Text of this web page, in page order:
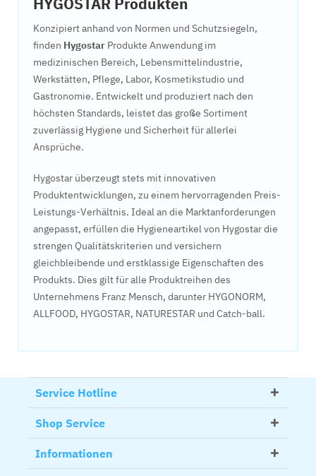
Konzipiert anhand von Normen und Schutzsiegeln,
finden Hygostar Produkte Anwendung im
medizinischen Bereich, Lebensmittelindustrie,
Werkstätten, Pflege, Labor, Kosmetikstudio und
Gastronomie. Entwickelt und produziert nach den
höchsten Standards, leistet das große Sortiment
zuverlässig Hygiene und Sicherheit für allerlei
Ansprüche.
Hygostar überzeugt stets mit innovativen
Produktentwicklungen, zu einem hervorragenden Preis-
Leistungs-Verhältnis. Ideal an die Marktanforderungen
angepasst, erfüllen die Hygieneartikel von Hygostar die
strengen Qualitätskriterien und versichern
gleichbleibende und erstklassige Eigenschaften des
Produkts. Dies gilt für alle Produktreihen des
Unternehmens Franz Mensch, darunter HYGONORM,
ALLFOOD, HYGOSTAR, NATURESTAR und Catch-ball.
Service Hotline
Shop Service
Informationen